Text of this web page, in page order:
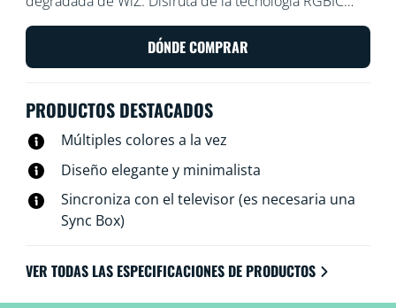
para obtener impresionantes pantallas multicolores
que iluminen cada rincón de la habitación. Su diseño
elegante y minimalista se adapta a cualquier esquina,
personalizables te permiten elegir entre animaciones
puedes hacer que la luz siga el ritmo de la música o
sincronizarla con los colores de la pantalla de tu
televisor (es necesaria una HDMI Sync Box).
DÓNDE COMPRAR
PRODUCTOS DESTACADOS
Múltiples colores a la vez
Diseño elegante y minimalista
Sincroniza con el televisor (es necesaria una
Sync Box)
VER TODAS LAS ESPECIFICACIONES DE PRODUCTOS